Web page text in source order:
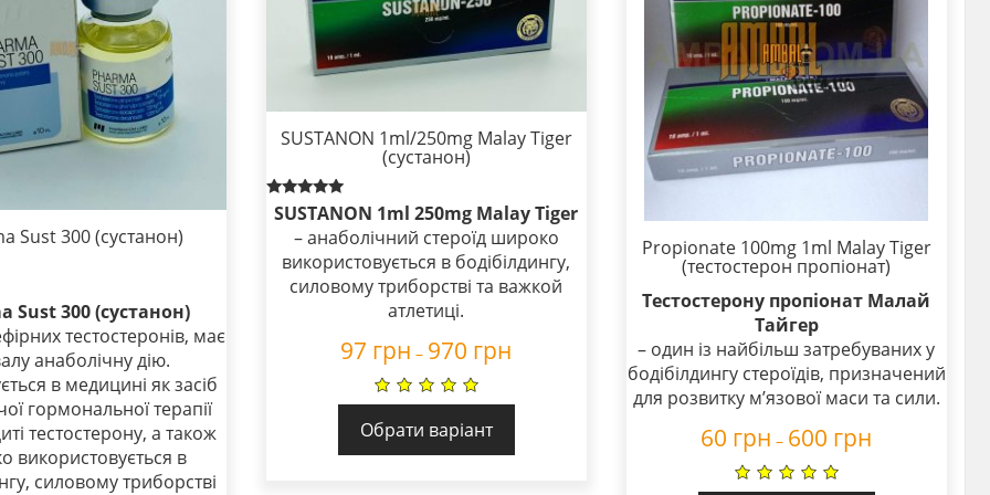
Sust 300 (сустанон)
Sust 300 (сустанон)
тестостеронів, має
анаболічну дію.
в медицині як засіб
гормональної терапії
тестостерону, а також
використовується в
силовому триборстві
SUSTANON 1ml/250mg Malay Tiger
(сустанон)
Rated
5.00
out of 5
SUSTANON 1ml 250mg Malay Tiger
– анаболічний стероїд широко
використовується в бодібілдингу,
силовому триборстві та важкой
атлетиці.
97 грн – 970 грн
Обрати варіант
Propionate 100mg 1ml Malay Tiger
(тестостерон пропіонат)
Тестостерону пропіонат Малай
Тайгер
– один із найбільш затребуваних у
бодібілдингу стероїдів, призначений
для розвитку м’язової маси та сили.
60 грн – 600 грн